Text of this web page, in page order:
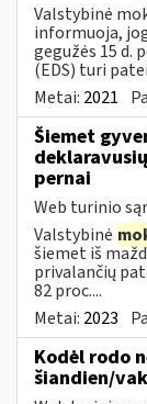
Valstybinė
informuoja,
gegužės 15 d.
(EDS) turi
Metai: 2021
Šiemet
pernai
Web turinio
Valstybinė
šiemet iš
privalančių
82 proc....
Metai: 2023
Kodėl rodo
šiandien/